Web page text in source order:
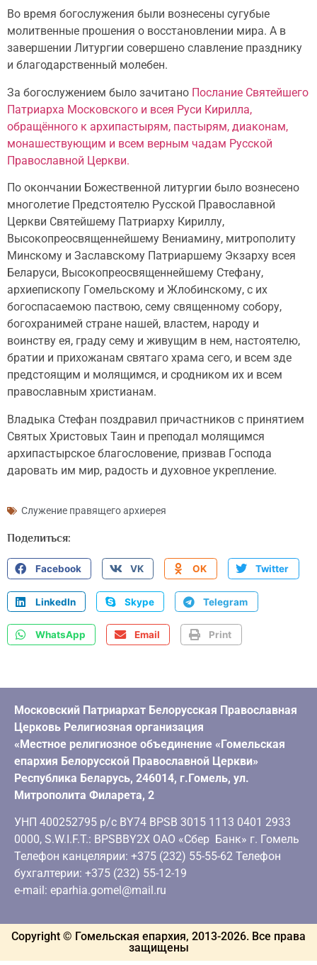
Во время богослужения были вознесены сугубые
молитвенные прошения о восстановлении мира. А в
завершении Литургии совершено славление празднику
и благодарственный молебен.
За богослужением было зачитано Послание Святейшего
Патриарха Московского и всея Руси Кирилла,
обращённого к архипастырям, пастырям, диаконам,
монашествующим и всем верным чадам Русской
Православной Церкви.
По окончании Божественной литургии было вознесено
многолетие Предстоятелю Русской Православной
Церкви Святейшему Патриарху Кириллу,
Высокопреосвященнейшему Вениамину, митрополиту
Минскому и Заславскому Патриаршему Экзарху всея
Беларуси, Высокопреосвященнейшему Стефану,
архиепископу Гомельскому и Жлобинскому, с их
богоспасаемою паствою, сему священному собору,
богохранимей стране нашей, властем, народу и
воинству ея, граду сему и живущим в нем, настоятелю,
братии и прихожанам святаго храма сего, и всем зде
предстоящим и молящимся, и сродником их и всем
православным христианам.
Владыка Стефан поздравил причастников с принятием
Святых Христовых Таин и преподал молящимся
архипастырское благословение, призвав Господа
даровать им мир, радость и духовное укрепление.
Служение правящего архиерея
Поделиться:
Facebook VK OK Twitter
LinkedIn Skype Telegram
WhatsApp Email Print
Московский Патриархат Белорусская Православная
Церковь Религиозная организация
«Местное религиозное объединение «Гомельская
епархия Белорусской Православной Церкви»
Республика Беларусь, 246014, г.Гомель, ул.
Митрополита Филарета, 2
УНП 400252795 р/с BY74 BPSB 3015 1113 0401 2933
0000, S.W.I.F.T.: BPSBBY2X ОАО «Сбер Банк» г. Гомель
Телефон канцелярии: +375 (232) 55-55-62 Телефон
бухгалтерии: +375 (232) 55-12-19
e-mail: eparhia.gomel@mail.ru
Copyright © Гомельская епархия, 2013-2026. Все права
защищены